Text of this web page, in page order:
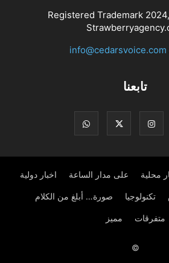
Registered Trademark
info@cedarsvoice.com
تابعنا
محلية على مدار الساعة اخبار دولية
تكنولوجيا صورة… أبلغ من الكلام
متفرقات مميز
©